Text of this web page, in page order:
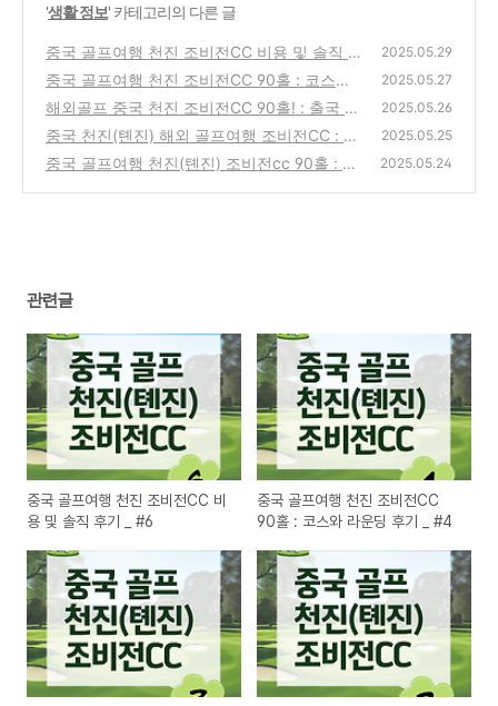
'생활 정보' 카테고리의 다른 글
중국 골프여행 천진 조비전CC 비용 및 솔직 후
기 _ #6
(3)
2025.05.29
중국 골프여행 천진 조비전CC 90홀 : 코스와
라운딩 후기 _ #4
(3)
2025.05.27
해외골프 중국 천진 조비전CC 90홀! : 출국 및
입국 심사 알아보기 _ #3
(1)
2025.05.26
중국 천진(톈진) 해외 골프여행 조비전CC : 환
전 및 준비물(엑셀 파일有) _ #2
(2)
2025.05.25
중국 골프여행 천진(톈진) 조비전cc 90홀 : 위
2025.05.24
관련글
중국 골프여행 천진 조비전CC 비
용 및 솔직 후기 _ #6
중국 골프여행 천진 조비전CC
90홀 : 코스와 라운딩 후기 _ #4